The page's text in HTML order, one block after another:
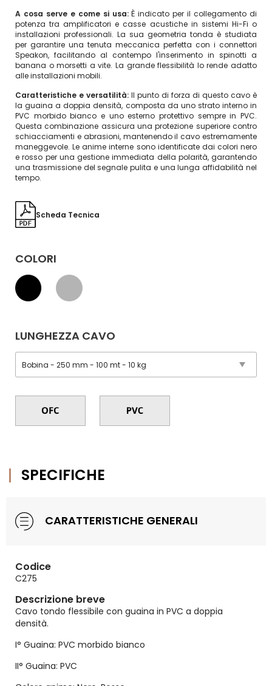
A cosa serve e come si usa:È indicato per il collegamento di
potenza tra amplificatori e casse acustiche in sistemi Hi-Fi o
installazioni professionali. La sua geometria tonda è studiata
per garantire una tenuta meccanica perfetta con i connettori
Speakon, facilitando al contempo l'inserimento in spinotti a
banana o morsetti a vite. La grande flessibilità lo rende adatto
alle installazioni mobili.
Caratteristiche e versatilità: Il punto di forza di questo cavo è
la guaina a doppia densità, composta da uno strato interno in
PVC morbido bianco e uno esterno protettivo sempre in PVC.
Questa combinazione assicura una protezione superiore contro
schiacciamenti e abrasioni, mantenendo il cavo estremamente
maneggevole. Le anime interne sono identificate dai colori nero
e rosso per una gestione immediata della polarità, garantendo
una trasmissione del segnale pulita e una lunga affidabilità nel
tempo.
Scheda Tecnica
COLORI
LUNGHEZZA CAVO
SPECIFICHE
CARATTERISTICHE GENERALI
Codice
C275
Descrizione breve
Cavo tondo flessibile con guaina in PVC a doppia
densità.
I° Guaina: PVC morbido bianco
II° Guaina: PVC